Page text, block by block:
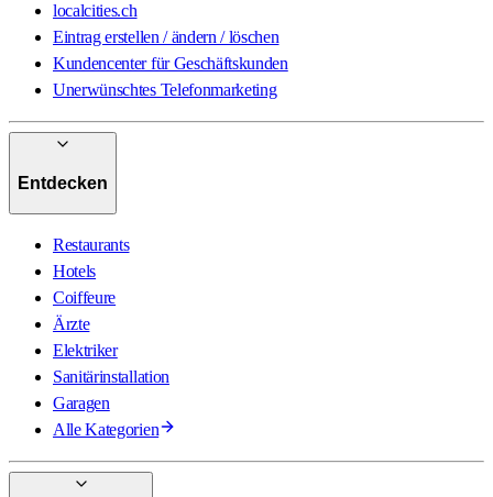
localcities.ch
Eintrag erstellen / ändern / löschen
Kundencenter für Geschäftskunden
Unerwünschtes Telefonmarketing
Entdecken
Restaurants
Hotels
Coiffeure
Ärzte
Elektriker
Sanitärinstallation
Garagen
Alle Kategorien